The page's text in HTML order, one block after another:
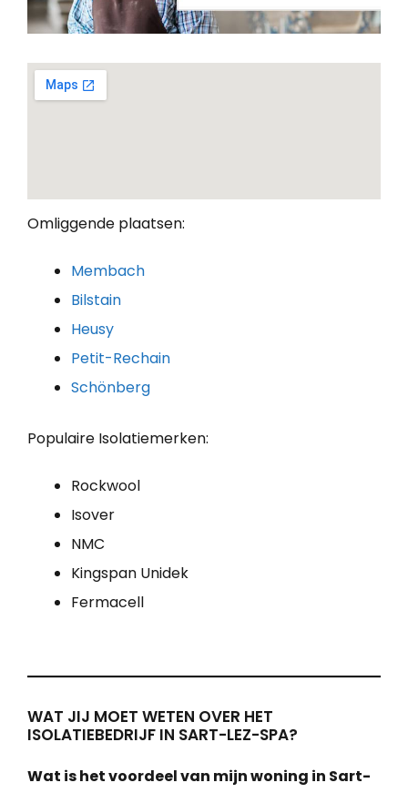
Omliggende plaatsen:
Membach
Bilstain
Heusy
Petit-Rechain
Schönberg
Populaire Isolatiemerken:
Rockwool
Isover
NMC
Kingspan Unidek
Fermacell
WAT JIJ MOET WETEN OVER HET
ISOLATIEBEDRIJF IN SART-LEZ-SPA?
Wat is het voordeel van mijn woning in Sart-